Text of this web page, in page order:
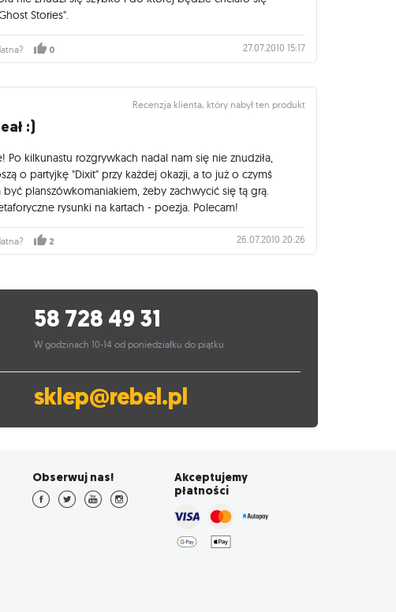
Stories".
0 27.07.2010 15:17
Recenzja klienta, który nabył ten produkt
:)
Po kilkunastu rozgrywkach nadal nam się nie znudziła,
o partyjkę "Dixit" przy każdej okazji, a to już o czymś
planszówkomaniakiem, żeby zachwycić się tą grą.
rysunki na kartach - poezja. Polecam!
2 26.07.2010 20:26
58 728 49 31
W godzinach 10-14 od poniedziałku do piątku
sklep@rebel.pl
Obserwuj nas!
Akceptujemy
płatności